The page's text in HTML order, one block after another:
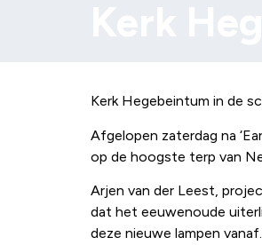
Kerk
Kerk Hegebeintum in de
Afgelopen zaterdag na
op de hoogste terp van
Arjen van der Leest,
dat het eeuwenoude
deze nieuwe lampen